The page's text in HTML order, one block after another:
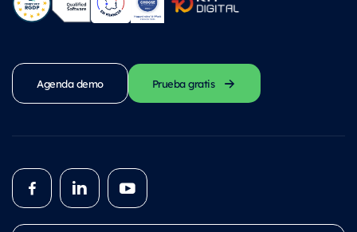
Agenda demo Prueba gratis